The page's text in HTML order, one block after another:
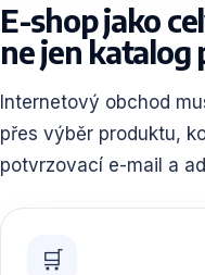
E-shop jako
ne jen katalog
Internetový obchod
přes výběr produktu,
potvrzovací e-mail a
🛒